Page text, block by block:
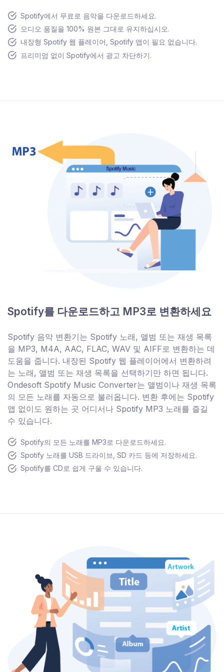
Spotify에서 무료로 음악을 다운로드하세요.
오디오 품질을 100% 원본 그대로 유지하십시오.
내장형 Spotify 웹 플레이어, Spotify 앱이 필요 없습니다.
프리미엄 없이 Spotify에서 광고 차단하기.
Spotify를 다운로드하고 MP3로 변환하세요
Spotify 음악 변환기는 Spotify 노래, 앨범 또는 재생 목록
을 MP3, M4A, AAC, FLAC, WAV 및 AIFF로 변환하는 데
도움을 줍니다. 내장된 Spotify 웹 플레이어에서 변환하려
는 노래, 앨범 또는 재생 목록을 선택하기만 하면 됩니다.
Ondesoft Spotify Music Converter는 앨범이나 재생 목록
의 모든 노래를 자동으로 불러옵니다. 변환 후에는 Spotify
앱 없이도 원하는 곳 어디서나 Spotify MP3 노래를 즐길
수 있습니다.
Spotify의 모든 노래를 MP3로 다운로드하세요.
Spotify 노래를 USB 드라이브, SD 카드 등에 저장하세요.
Spotify를 CD로 쉽게 구울 수 있습니다.